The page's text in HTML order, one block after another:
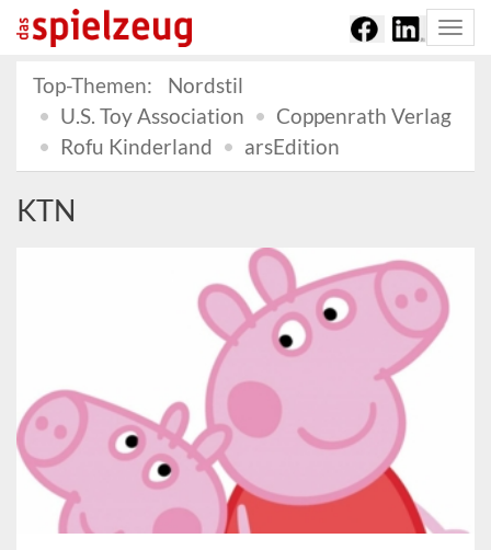
Top-Themen:
Nordstil
U.S. Toy Association
Coppenrath Verlag
Rofu Kinderland
arsEdition
KTN